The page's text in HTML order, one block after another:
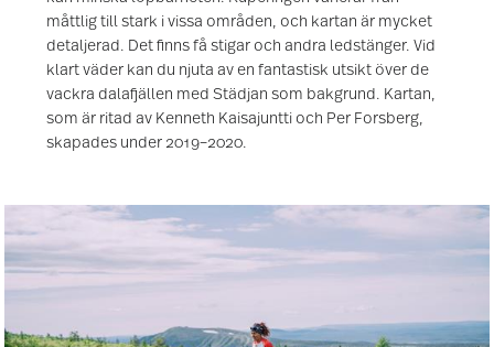
måttlig till stark i vissa områden, och kartan är mycket
detaljerad. Det finns få stigar och andra ledstänger. Vid
klart väder kan du njuta av en fantastisk utsikt över de
vackra dalafjällen med Städjan som bakgrund. Kartan,
som är ritad av Kenneth Kaisajuntti och Per Forsberg,
skapades under 2019–2020.